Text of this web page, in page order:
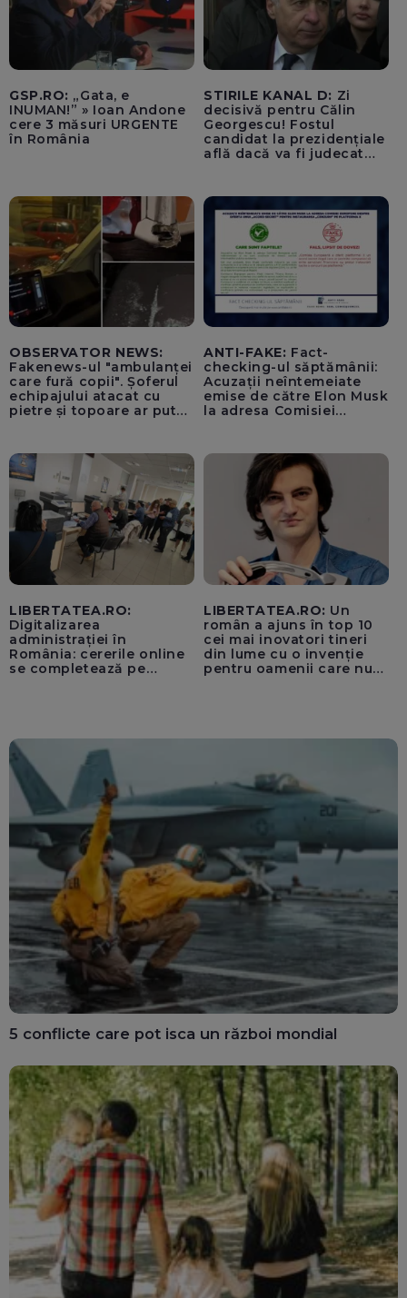
GSP.RO: „Gata, e
INUMAN!” » Ioan Andone
cere 3 măsuri URGENTE
în România
STIRILE KANAL D: Zi
decisivă pentru Călin
Georgescu! Fostul
candidat la prezidențiale
află dacă va fi judecat
OBSERVATOR NEWS:
Fakenews-ul "ambulanței
care fură copii". Șoferul
echipajului atacat cu
pietre și topoare ar putea
ANTI-FAKE: Fact-
checking-ul săptămânii:
Acuzații neîntemeiate
emise de către Elon Musk
la adresa Comisiei
pentru instaurarea
„cenzurii” pe platforma X
LIBERTATEA.RO:
Digitalizarea
administrației în
România: cererile online
se completează pe
LIBERTATEA.RO: Un
român a ajuns în top 10
cei mai inovatori tineri
din lume cu o invenție
pentru oamenii care nu
5 conflicte care pot isca un război mondial